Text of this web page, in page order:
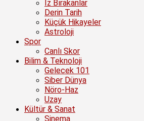
İz Bırakanlar
Derin Tarih
Küçük Hikayeler
Astroloji
Spor
Canlı Skor
Bilim & Teknoloji
Gelecek 101
Siber Dünya
Nöro-Haz
Uzay
Kültür & Sanat
Sinema